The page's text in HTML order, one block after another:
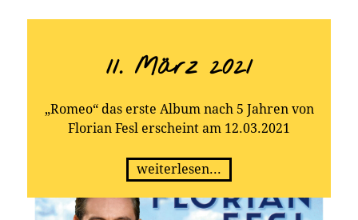
11. März 2021
„Romeo“ das erste Album nach 5 Jahren von
Florian Fesl erscheint am 12.03.2021
weiterlesen...